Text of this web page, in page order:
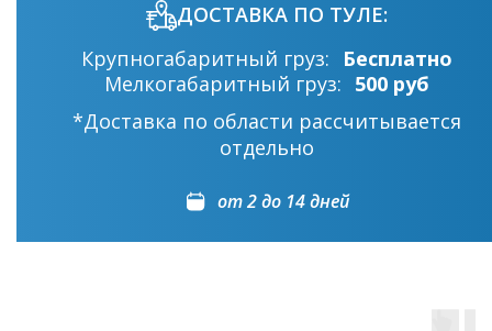
ДОСТАВКА ПО ТУЛЕ:
Крупногабаритный груз:
Бесплатно
Мелкогабаритный груз: 500 руб
*Доставка по области рассчитывается
отдельно
от 2 до 14 дней